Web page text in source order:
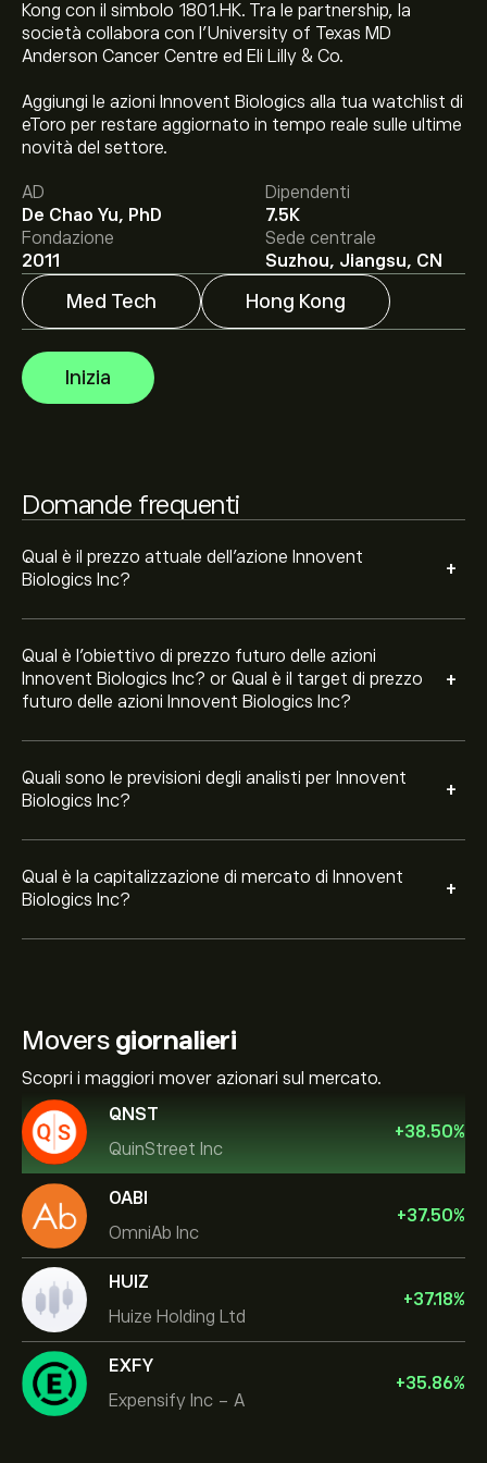
Kong con il simbolo 1801.HK. Tra le partnership, la
società collabora con l’University of Texas MD
Anderson Cancer Centre ed Eli Lilly & Co.
Aggiungi le azioni Innovent Biologics alla tua watchlist di
eToro per restare aggiornato in tempo reale sulle ultime
novità del settore.
AD
De Chao Yu, PhD
Dipendenti
7.5K
Fondazione
2011
Sede centrale
Suzhou, Jiangsu, CN
Med Tech Hong Kong
Inizia
Domande frequenti
Qual è il prezzo attuale dell'azione Innovent
Biologics Inc?
+
Il prezzo attuale delle azioni 1801.HK è di 94.85‎$‎.
Qual è l'obiettivo di prezzo futuro delle azioni
Innovent Biologics Inc? or Qual è il target di prezzo
futuro delle azioni Innovent Biologics Inc?
+
Il target di prezzo medio per le azioni Innovent Biologics
Inc è di 94.85‎$‎.
su eToro per previsioni
dettagliate degli analisti e obiettivi di prezzo.
Quali sono le previsioni degli analisti per Innovent
Biologics Inc?
+
Gli analisti offrono previsioni per le azioni Innovent
Biologics Inc basate su tendenze di mercato, rapporti
finanziari e crescita prevista. Consulta le previsioni
recenti per i futuri movimenti dei prezzi.
Qual è la capitalizzazione di mercato di Innovent
Biologics Inc?
+
Movers giornalieri
Scopri i maggiori mover azionari sul mercato.
QNST
QuinStreet Inc
+38.50%
OABI
OmniAb Inc
+37.50%
HUIZ
Huize Holding Ltd
+37.18%
EXFY
Expensify Inc - A
+35.86%